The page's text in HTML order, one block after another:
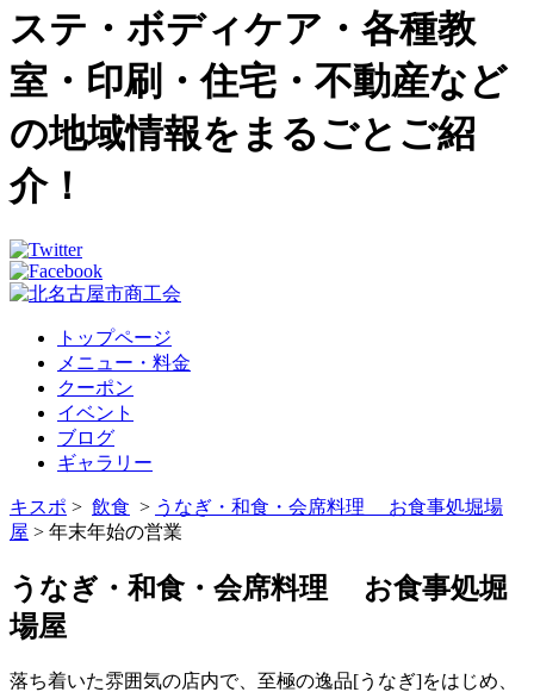
ステ・ボディケア・各種教
室・印刷・住宅・不動産など
の地域情報をまるごとご紹
介！
トップページ
メニュー・料金
クーポン
イベント
ブログ
ギャラリー
キスポ > 飲食 > うなぎ・和食・会席料理 お食事処堀場
屋 > 年末年始の営業
うなぎ・和食・会席料理 お食事処堀
場屋
落ち着いた雰囲気の店内で、至極の逸品[うなぎ]をはじめ、